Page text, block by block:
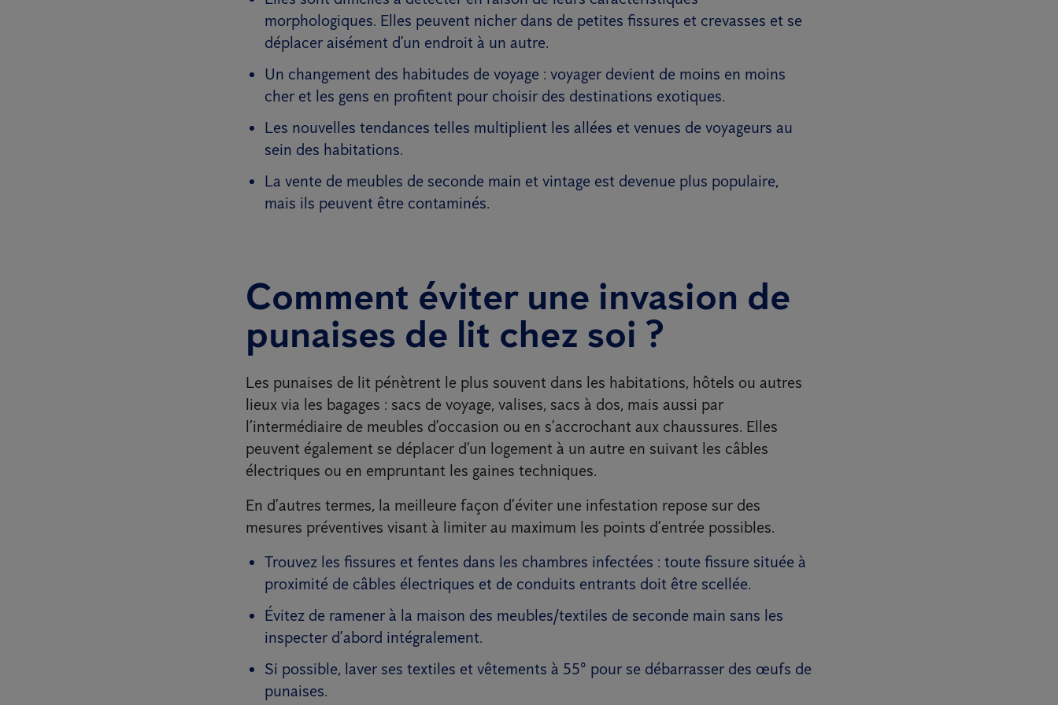
morphologiques. Elles peuvent nicher dans de petites fissures et crevasses et se
déplacer aisément d’un endroit à un autre.
Un changement des habitudes de voyage : voyager devient de moins en moins
cher et les gens en profitent pour choisir des destinations exotiques.
Les nouvelles tendances telles multiplient les allées et venues de voyageurs au
sein des habitations.
La vente de meubles de seconde main et vintage est devenue plus populaire,
mais ils peuvent être contaminés.
Comment éviter une invasion de
punaises de lit chez soi ?
Les punaises de lit pénètrent le plus souvent dans les habitations, hôtels ou autres
lieux via les bagages : sacs de voyage, valises, sacs à dos, mais aussi par
l’intermédiaire de meubles d’occasion ou en s’accrochant aux chaussures. Elles
peuvent également se déplacer d’un logement à un autre en suivant les câbles
électriques ou en empruntant les gaines techniques.
En d’autres termes, la meilleure façon d’éviter une infestation repose sur des
mesures préventives visant à limiter au maximum les points d’entrée possibles.
Trouvez les fissures et fentes dans les chambres infectées : toute fissure située à
proximité de câbles électriques et de conduits entrants doit être scellée.
Évitez de ramener à la maison des meubles/textiles de seconde main sans les
inspecter d’abord intégralement.
Si possible, laver ses textiles et vêtements à 55° pour se débarrasser des œufs de
punaises.